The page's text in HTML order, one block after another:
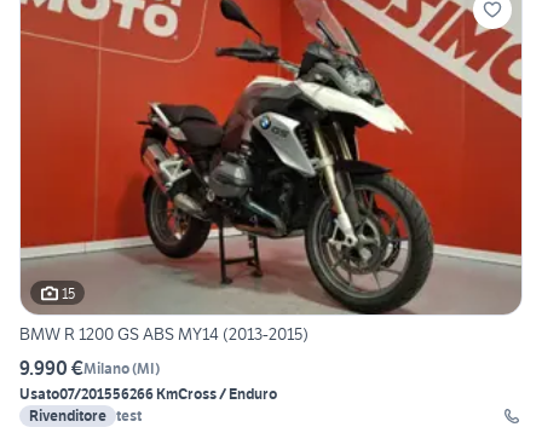
15
BMW R 1200 GS ABS MY14 (2013-2015)
9.990 €Milano(MI)
Usato07/201556266 KmCross / Enduro
Rivenditore test